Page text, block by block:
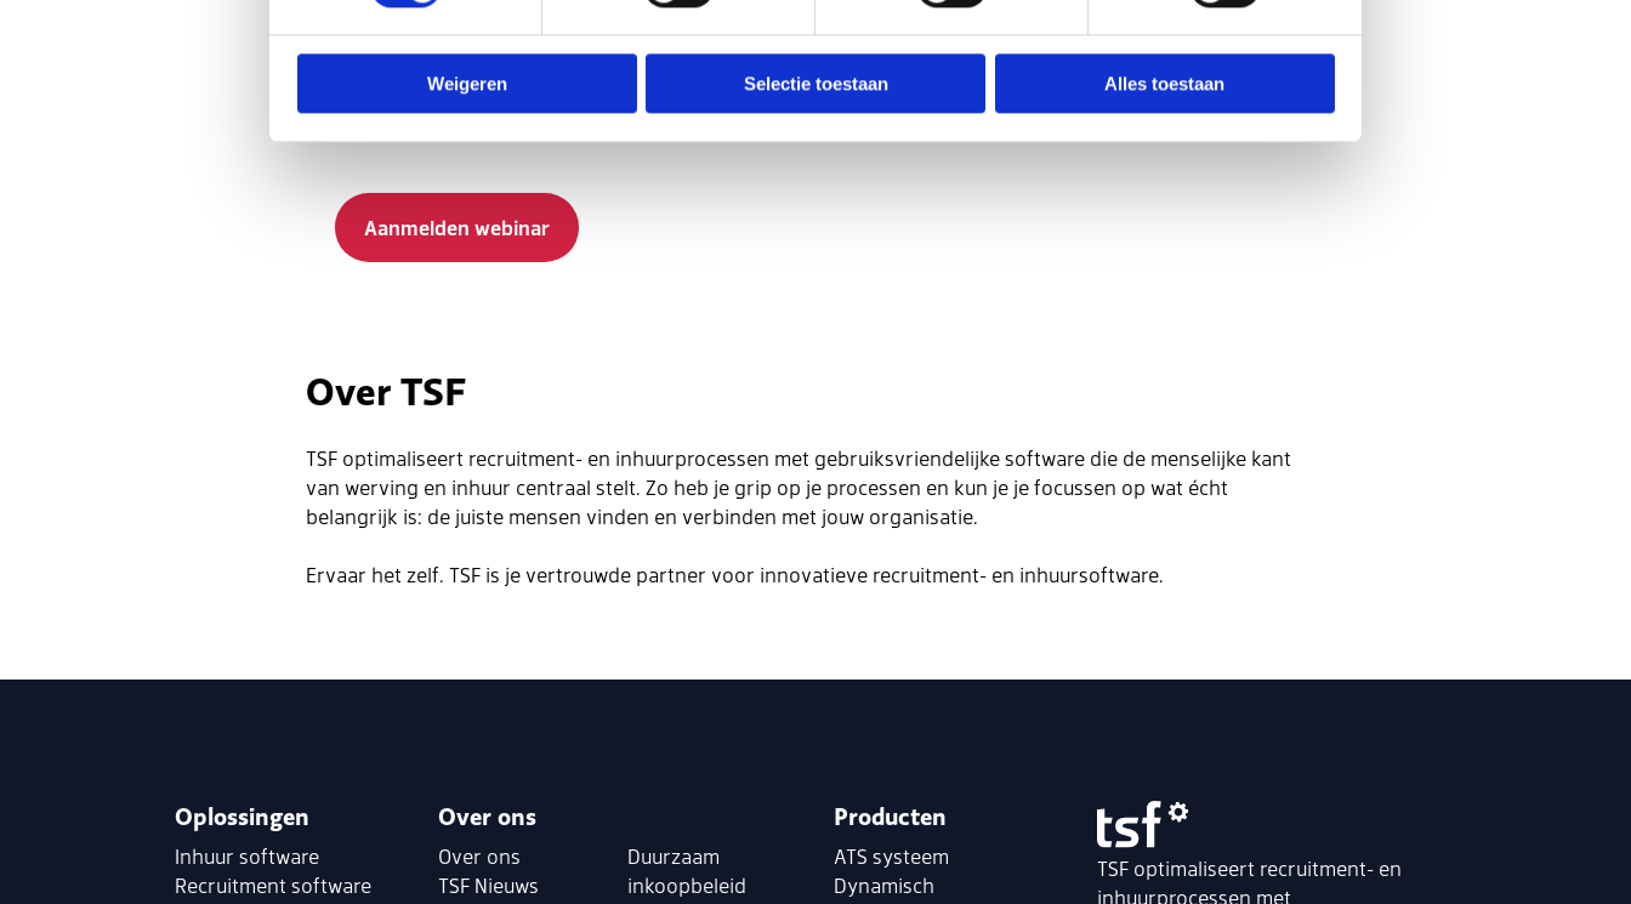
Weigeren Selectie toestaan Alles toestaan
Waarom uberhaupt een ATS nodig is
Hoe je recruitment en HR-processen slim met elkaar verbindt
Hoe de koppeling tussen TSF en AFAS werkt in de praktijk
Hoe je dubbel invoerwerk en handmatige handelingen voorkomt
Aanmelden webinar
Over TSF
TSF optimaliseert recruitment- en inhuurprocessen met gebruiksvriendelijke software die de menselijke kant
van werving en inhuur centraal stelt. Zo heb je grip op je processen en kun je je focussen op wat écht
belangrijk is: de juiste mensen vinden en verbinden met jouw organisatie.
Ervaar het zelf. TSF is je vertrouwde partner voor innovatieve recruitment- en inhuursoftware.
Oplossingen
Inhuur software
Recruitment software
Over ons
Over ons
TSF Nieuws
Duurzaam
inkoopbeleid
Producten
ATS systeem
Dynamisch
TSF optimaliseert recruitment- en
inhuurprocessen met